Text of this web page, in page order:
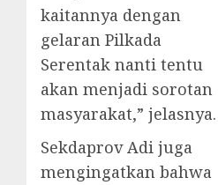
kaitannya dengan
gelaran Pilkada
Serentak nanti tentu
akan menjadi sorotan
masyarakat,” jelasnya.
Sekdaprov Adi juga
mengingatkan bahwa